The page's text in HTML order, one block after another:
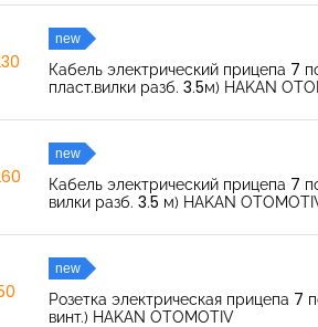
new
Кабель электрический прицепа 7
пласт.вилки разб. 3.5м) HAKAN
new
Кабель электрический прицепа 7
вилки разб. 3.5 м) HAKAN
new
Розетка электрическая прицепа 7
винт.) HAKAN OTOMOTIV